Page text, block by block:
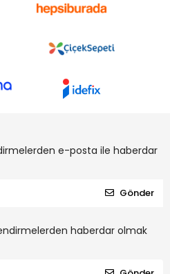
e-posta ile haberdar
Gönder
haberdar olmak